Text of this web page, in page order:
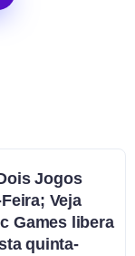
Jogos
Veja
Games libera
quinta-